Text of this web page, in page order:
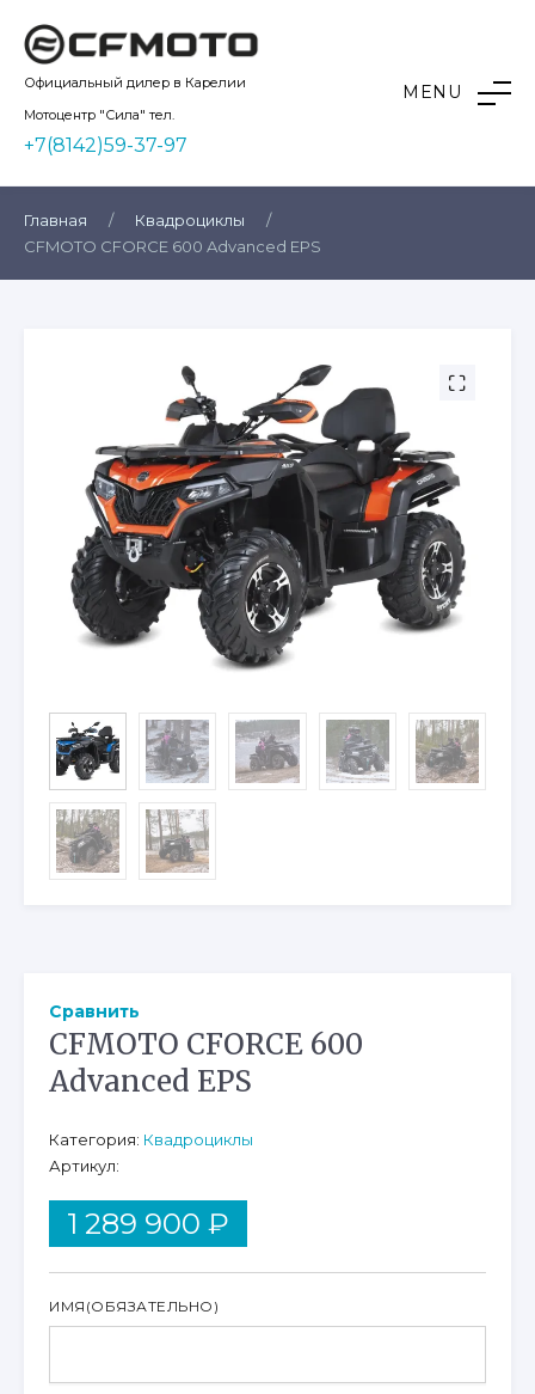
content
Kvadro10
Официальный дилер в Карелии
Мотоцентр "Сила" тел.
+7(8142)59-37-97
MENU
Главная / Квадроциклы
/
CFMOTO CFORCE 600 Advanced EPS
CFMOTO CFORCE 600
Advanced EPS
1 289 900 ₽
ИМЯ (ОБЯЗАТЕЛЬНО)
Сравнить
Категория: Квадроциклы
Артикул: